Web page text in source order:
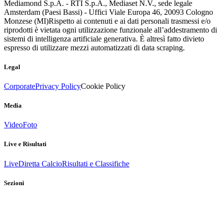
Mediamond S.p.A. - RTI S.p.A., Mediaset N.V., sede legale
Amsterdam (Paesi Bassi) - Uffici Viale Europa 46, 20093 Cologno
Monzese (MI)Rispetto ai contenuti e ai dati personali trasmessi e/o
riprodotti è vietata ogni utilizzazione funzionale all’addestramento di
sistemi di intelligenza artificiale generativa. È altresì fatto divieto
espresso di utilizzare mezzi automatizzati di data scraping.
Legal
CorporatePrivacy PolicyCookie Policy
Media
VideoFoto
Live e Risultati
LiveDiretta CalcioRisultati e Classifiche
Sezioni